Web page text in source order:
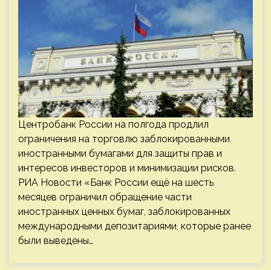
Центробанк России на полгода продлил
ограничения на торговлю заблокированными
иностранными бумагами для защиты прав и
интересов инвесторов и минимизации рисков.
РИА Новости «Банк России ещё на шесть
месяцев ограничил обращение части
иностранных ценных бумаг, заблокированных
международными депозитариями, которые ранее
были выведены…